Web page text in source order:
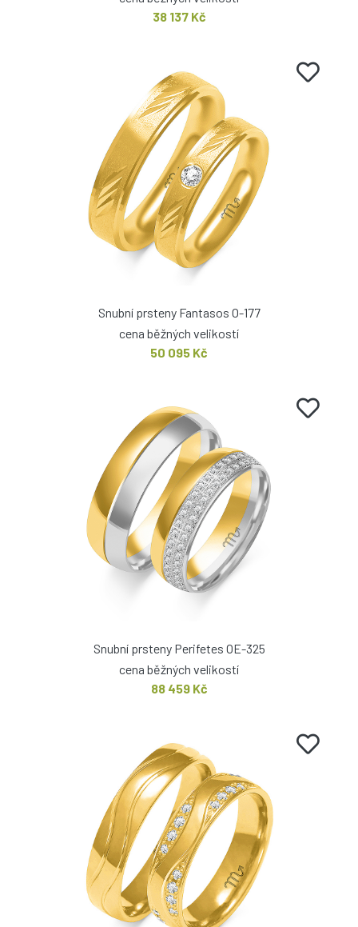
38 137 Kč
Snubní prsteny Fantasos O-177
cena běžných velikostí
50 095 Kč
Snubní prsteny Perifetes OE-325
cena běžných velikostí
88 459 Kč